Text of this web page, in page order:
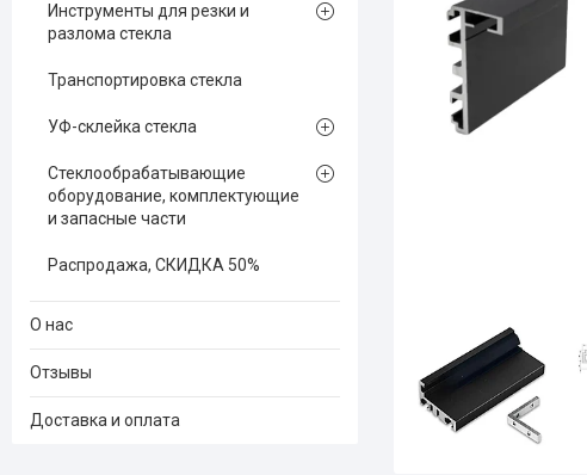
Инструменты для резки и
разлома стекла
Транспортировка стекла
УФ-склейка стекла
Стеклообрабатывающие
оборудование, комплектующие
и запасные части
Распродажа, СКИДКА 50%
О нас
Отзывы
Доставка и оплата